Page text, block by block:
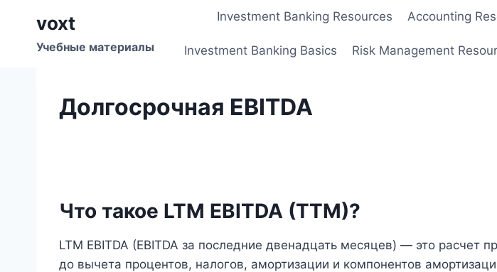
содержимому
voxt
Учебные материалы
Investment Banking Resources Accounting
Investment Banking Basics Risk Management
Долгосрочная EBITDA
Что такое LTM EBITDA (TTM)?
LTM EBITDA (EBITDA за последние двенадцать месяцев) — это расчет
до вычета процентов, налогов, амортизации и компонентов